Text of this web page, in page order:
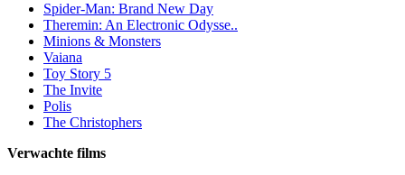
Spider-Man: Brand New Day
Theremin: An Electronic Odysse..
Minions & Monsters
Vaiana
Toy Story 5
The Invite
Polis
The Christophers
Verwachte films